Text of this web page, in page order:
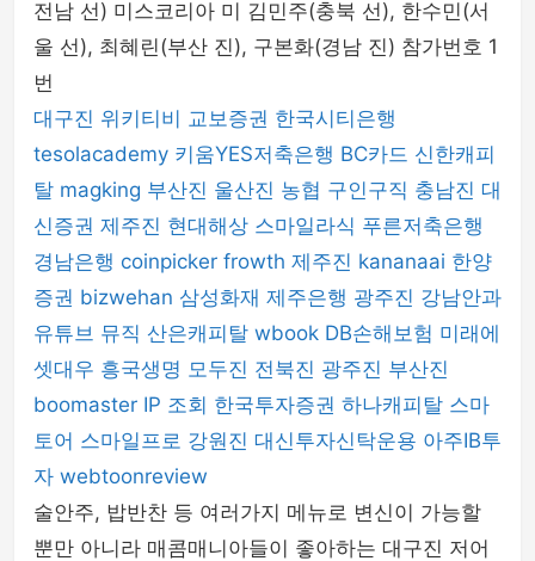
전남 선) 미스코리아 미 김민주(충북 선), 한수민(서
울 선), 최혜린(부산 진), 구본화(경남 진) 참가번호 1
번
대구진 위키티비 교보증권 한국시티은행
tesolacademy 키움YES저축은행 BC카드 신한캐피
탈 magking 부산진 울산진 농협 구인구직 충남진 대
신증권 제주진 현대해상 스마일라식 푸른저축은행
경남은행 coinpicker frowth 제주진 kananaai 한양
증권 bizwehan 삼성화재 제주은행 광주진 강남안과
유튜브 뮤직 산은캐피탈 wbook DB손해보험 미래에
셋대우 흥국생명 모두진 전북진 광주진 부산진
boomaster IP 조회 한국투자증권 하나캐피탈 스마
토어 스마일프로 강원진 대신투자신탁운용 아주IB투
자 webtoonreview
술안주, 밥반찬 등 여러가지 메뉴로 변신이 가능할
뿐만 아니라 매콤매니아들이 좋아하는 대구진 저어